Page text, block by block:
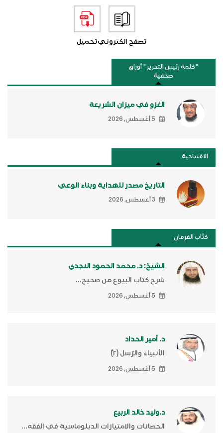
تصفح الكترونيتحميل
"كلمة رئيس التحرير " أوراق
صحفية
الغزو في ميزان الشريعة
5 أغسطس, 2026
الافتتاحية
التاريخ مصدر للهداية وبناء الوعي
3 أغسطس, 2026
كتَّاب الفرقان
الشيخ: د. محمد الحمود النجدي
شرح كتاب البيوع من صحيح...
5 أغسطس, 2026
د. أمير الحداد
الأنبياء والرّسل (٢)ّ
5 أغسطس, 2026
د.وليد خالد الربيع
الحصانات والامتيازات الدبلوماسية في الفقه...